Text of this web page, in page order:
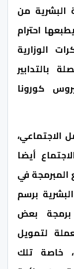
البشرية من
احترام
الوزارية
بالتدابير
كورونا
الاجتماعي،
أيضا
في
برسم
برمجة بعض
لتمويل
خاصة تلك